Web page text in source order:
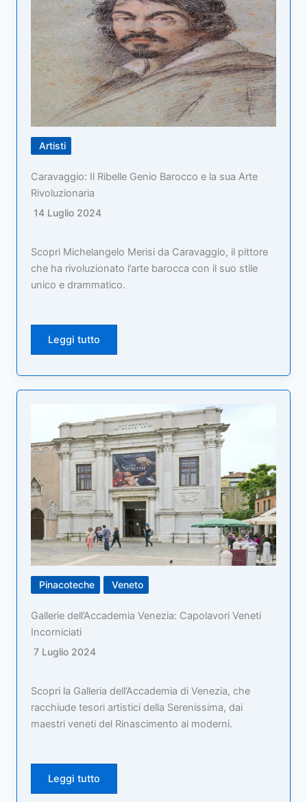
Artisti
Caravaggio: Il Ribelle Genio Barocco e la sua Arte
Rivoluzionaria
14 Luglio 2024
Scopri Michelangelo Merisi da Caravaggio, il pittore
che ha rivoluzionato l’arte barocca con il suo stile
unico e drammatico.
Leggi tutto
Pinacoteche Veneto
Gallerie dell’Accademia Venezia: Capolavori Veneti
Incorniciati
7 Luglio 2024
Scopri la Galleria dell’Accademia di Venezia, che
racchiude tesori artistici della Serenissima, dai
maestri veneti del Rinascimento ai moderni.
Leggi tutto